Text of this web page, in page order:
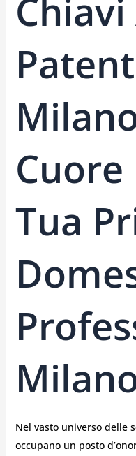
Chiavi
Cuore
Tua
Nel vasto universo delle
occupano un posto